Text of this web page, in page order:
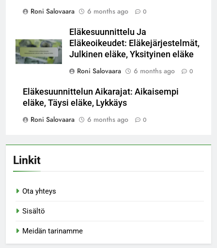
Roni Salovaara
6 months ago 0
Eläkesuunnittelu Ja
Eläkeoikeudet: Eläkejärjestelmät,
Julkinen eläke, Yksityinen eläke
Roni Salovaara
6 months ago 0
Eläkesuunnittelun Aikarajat: Aikaisempi
eläke, Täysi eläke, Lykkäys
Roni Salovaara
6 months ago 0
Linkit
Ota yhteys
Sisältö
Meidän tarinamme